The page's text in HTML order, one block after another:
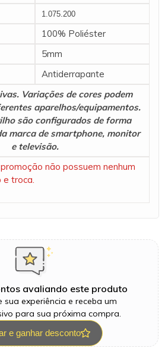
1.075.200
100% Poliéster
5mm
Antiderrapante
Variações de cores podem
aparelhos/equipamentos.
são configurados de forma
marca de smartphone, monitor
e televisão.
não possuem nenhum
e troca.
avaliando este produto
sua experiência e receba um
para sua próxima compra.
e ganhar desconto